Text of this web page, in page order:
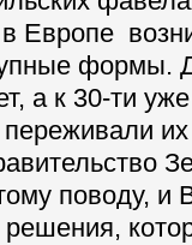
Европе
формы.
а к 30-ти
переживали
поводу, и